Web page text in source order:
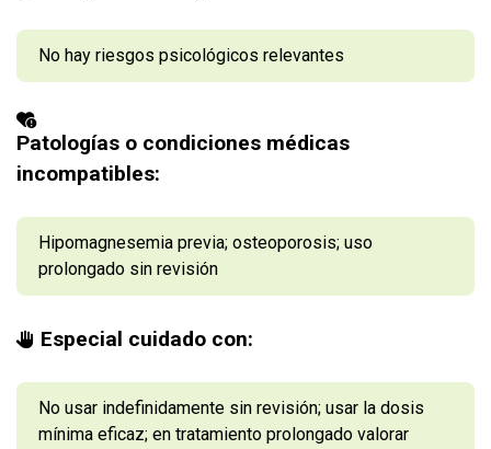
No hay riesgos psicológicos relevantes
Patologías o condiciones médicas
incompatibles:
Hipomagnesemia previa; osteoporosis; uso
prolongado sin revisión
Especial cuidado con:
No usar indefinidamente sin revisión; usar la dosis
mínima eficaz; en tratamiento prolongado valorar